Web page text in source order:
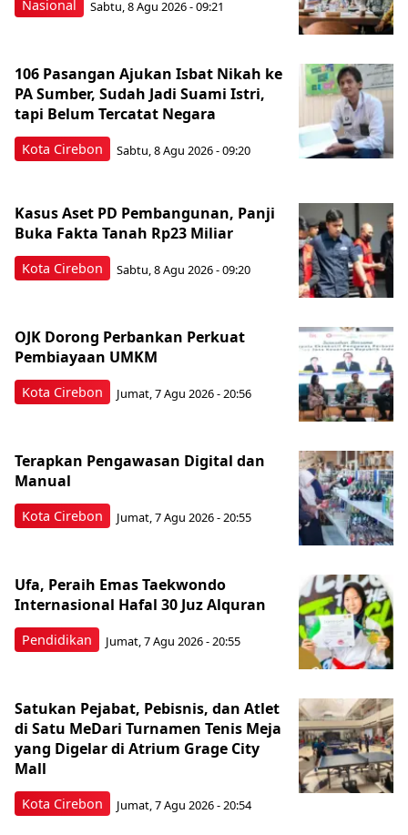
Nasional Sabtu, 8 Agu 2026 - 09:21
Kota Cirebon
106 Pasangan Ajukan Isbat Nikah ke
PA Sumber, Sudah Jadi Suami Istri,
tapi Belum Tercatat Negara
Sabtu, 8 Agu 2026 - 09:20
Kota Cirebon
Kasus Aset PD Pembangunan, Panji
Buka Fakta Tanah Rp23 Miliar
Sabtu, 8 Agu 2026 - 09:20
Kota Cirebon
OJK Dorong Perbankan Perkuat
Pembiayaan UMKM
Jumat, 7 Agu 2026 - 20:56
Kota Cirebon
Terapkan Pengawasan Digital dan
Manual
Jumat, 7 Agu 2026 - 20:55
Pendidikan
Ufa, Peraih Emas Taekwondo
Internasional Hafal 30 Juz Alquran
Jumat, 7 Agu 2026 - 20:55
Kota Cirebon
Satukan Pejabat, Pebisnis, dan Atlet
di Satu MeDari Turnamen Tenis Meja
yang Digelar di Atrium Grage City
Mall
Jumat, 7 Agu 2026 - 20:54